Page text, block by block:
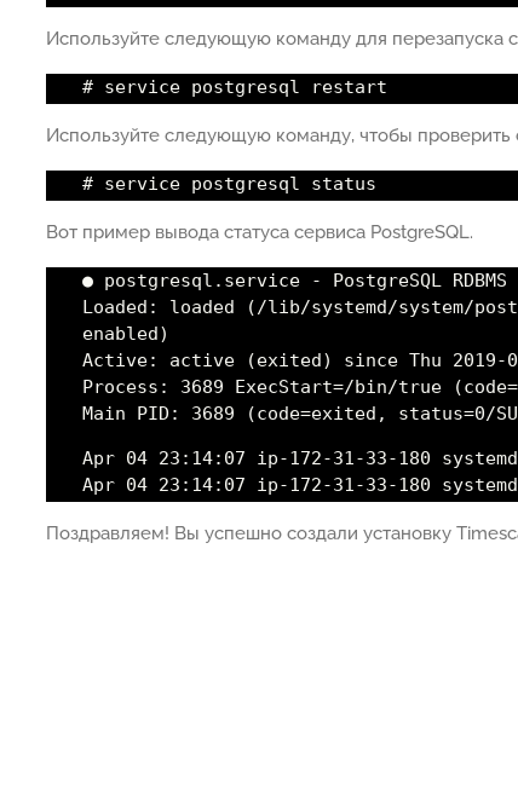
Используйте следующую команду для перезапуска
# service postgresql restart
Используйте следующую команду, чтобы проверить
# service postgresql status
Вот пример вывода статуса сервиса PostgreSQL.
● postgresql.service - PostgreSQL RDBMS
Loaded: loaded (/lib/systemd/system/
enabled)
Active: active (exited) since Thu 2019-
Process: 3689 ExecStart=/bin/true
Main PID: 3689 (code=exited, status=0/
Apr 04 23:14:07 ip-172-31-33-180
Apr 04 23:14:07 ip-172-31-33-180
Поздравляем! Вы успешно создали установку